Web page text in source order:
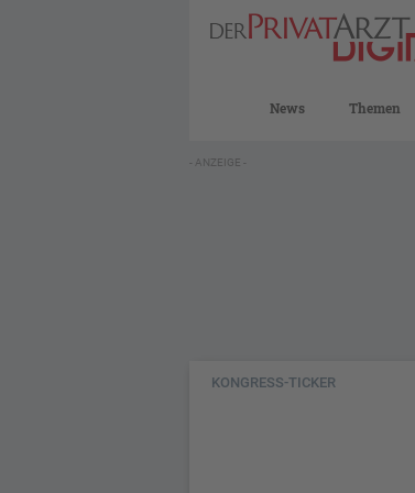
News Themen
- ANZEIGE -
KONGRESS-TICKER